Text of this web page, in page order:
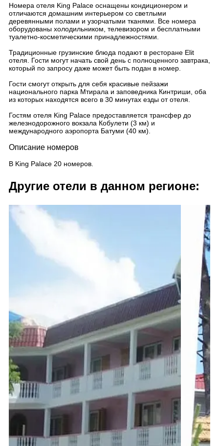
Номера отеля King Palace оснащены кондиционером и
отличаются домашним интерьером со светлыми
деревянными полами и узорчатыми тканями. Все номера
оборудованы холодильником, телевизором и бесплатными
туалетно-косметическими принадлежностями.
Традиционные грузинские блюда подают в ресторане Elit
отеля. Гости могут начать свой день с полноценного завтрака,
который по запросу даже может быть подан в номер.
Гости смогут открыть для себя красивые пейзажи
национального парка Мтирала и заповедника Кинтриши, оба
из которых находятся всего в 30 минутах езды от отеля.
Гостям отеля King Palace предоставляется трансфер до
железнодорожного вокзала Кобулети (3 км) и
международного аэропорта Батуми (40 км).
Описание номеров
В King Palace 20 номеров.
Другие отели в данном регионе: